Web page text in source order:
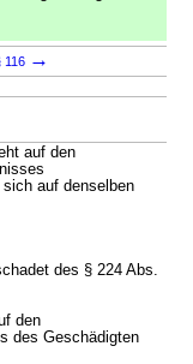
116 →
auf den
auf denselben
des § 224 Abs.
den
des Geschädigten